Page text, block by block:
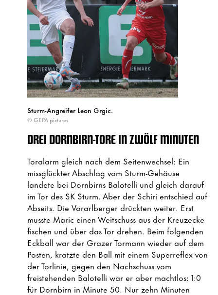
Sturm-Angreifer Leon Grgic.
© GEPA pictures
DREI DORNBIRN-TORE IN ZWÖLF MINUTEN
Toralarm gleich nach dem Seitenwechsel: Ein
missglückter Abschlag vom Sturm-Gehäuse
landete bei Dornbirns Balotelli und gleich darauf
im Tor des SK Sturm. Aber der Schiri entschied auf
Abseits. Die Vorarlberger drückten weiter. Erst
musste Maric einen Weitschuss aus der Kreuzecke
fischen und über das Tor drehen. Beim folgenden
Eckball war der Grazer Tormann wieder auf dem
Posten, kratzte den Ball mit einem Superreflex von
der Torlinie, gegen den Nachschuss vom
freistehenden Balotelli war er aber machtlos: 1:0
für Dornbirn in Minute 50. Nur zehn Minuten